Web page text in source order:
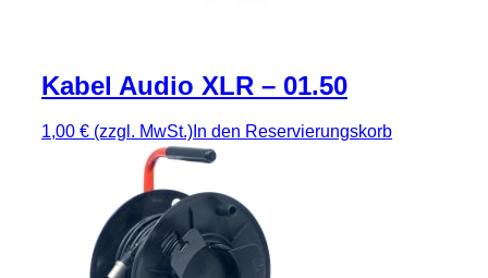
Kabel Audio XLR – 01.50
1,00 € (zzgl. MwSt.) In den Reservierungskorb